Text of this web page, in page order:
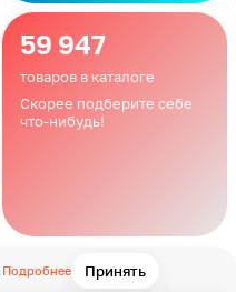
59 947
товаров в каталоге
Скорее подберите себе
что-нибудь!
Подробнее Принять